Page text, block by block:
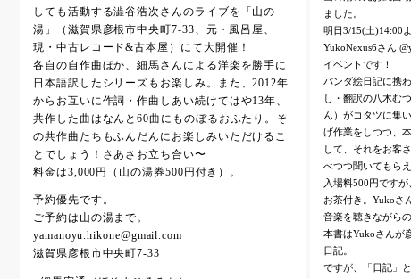
しても活動する澁谷浩次さんのライブを「山の
湯」（滋賀県彦根市中央町7-33、元・風呂屋、
現・中古レコード&古本屋）にて大開催！
各自の自作曲ほか、細馬さんによる洋楽を勝手に
日本語訳したシリーズもお楽しみ。また、2012年
からお互いに作詞・作曲しあい続けてはや13年、
共作した曲はなんと60曲にものぼるおふたり。そ
の共作曲たちもふんだんにお楽しみいただけるこ
とでしょう！さあさお立ち合い〜
料金は3,000円（山の湯券500円付き）。
予約優先です。
ご予約は山の湯まで。
yamanoyu.hikone@gmail.com
滋賀県彦根市中央町7-33
ました。
明日3/15(土)14:00
YukoNexus6さん
イベントです！
パンダ絵日記に携
し・翻訳の八木む
ん）がコタツに集
げ作業をしつつ、
して、それをお客
べつつ聞いてもら
入場料500円です
お茶付き。Yukoさ
音楽を聴きながら
本書はYukoさんが
日記。
ですが、「日記」